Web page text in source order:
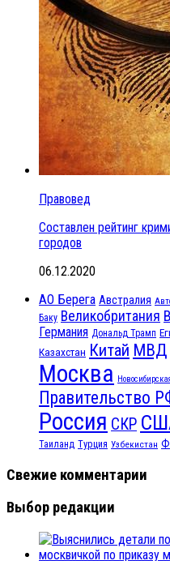
Правовед
Составлен рейтинг
городов
06.12.2020
АО Берега Австралия
Баку Великобритания
Германия Дональд Трамп
Казахстан Китай МВД
Москва
Правительство
Россия СКР
Таиланд Турция Узбекистан
Свежие комментарии
Выбор редакции